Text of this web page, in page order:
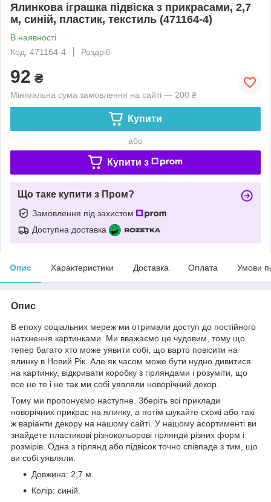
Ялинкова іграшка підвіска з прикрасами, 2,7
м, синій, пластик, текстиль (471164-4)
В наявності
Код: 471164-4
Роздріб
92 ₴
Мінімальна сума замовлення на сайті — 200 ₴
Купити
або
Купити з
Що таке купити з Пром?
Замовлення під захистом
Доступна доставка
Опис Характеристики Доставка Оплата Умови
Опис
В епоху соціальних мереж ми отримали доступ до постійного
натхнення картинками. Ми вважаємо це чудовим, тому що
тепер багато хто може уявити собі, що варто повісити на
ялинку в Новий Рік. Але як часом може бути нудно дивитися
на картинку, відкривати коробку з гірляндами і розуміти, що
все не те і не так ми собі уявляли новорічний декор.
Тому ми пропонуємо наступне. Зберіть всі приклади
новорічних прикрас на ялинку, а потім шукайте схожі або такі
ж варіанти декору на нашому сайті. У нашому асортименті ви
знайдете пластикові різнокольорові гірлянди різних форм і
розмірів. Одна з гірлянд або підвісок точно співпаде з тим, що
ви собі уявляли.
Довжина: 2,7 м.
Колір: синій.